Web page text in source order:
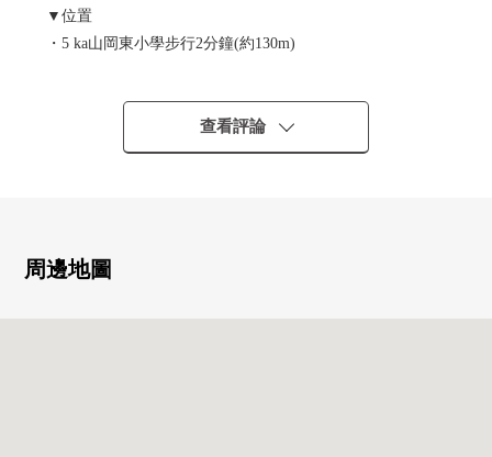
▼位置
・5 ka山岡東小學步行2分鐘(約130m)
・對東南一側公路約5.9m接面，整形地
▼設備
查看評論
周邊地圖